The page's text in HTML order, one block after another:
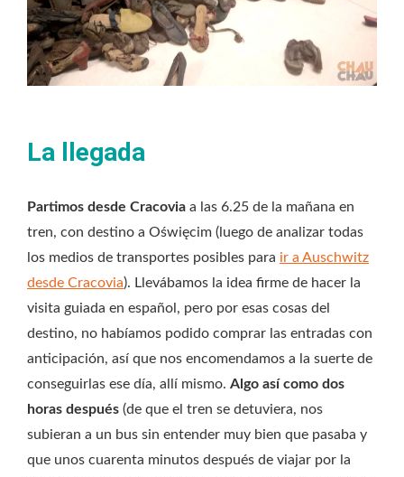
La llegada
Partimos desde Cracovia a las 6.25 de la mañana en
tren, con destino a Oświęcim (luego de analizar todas
los medios de transportes posibles para ir a Auschwitz
desde Cracovia). Llevábamos la idea firme de hacer la
visita guiada en español, pero por esas cosas del
destino, no habíamos podido comprar las entradas con
anticipación, así que nos encomendamos a la suerte de
conseguirlas ese día, allí mismo. Algo así como dos
horas después (de que el tren se detuviera, nos
subieran a un bus sin entender muy bien que pasaba y
que unos cuarenta minutos después de viajar por la